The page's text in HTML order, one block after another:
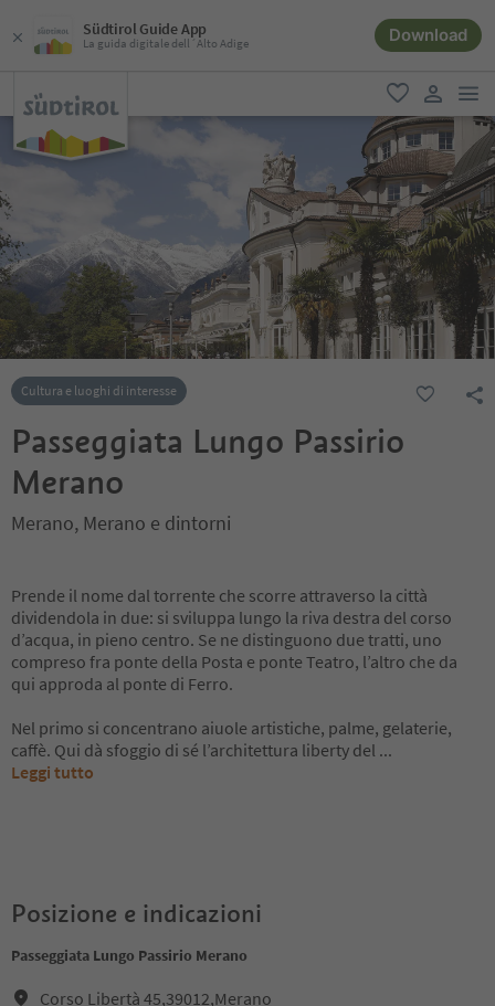
Südtirol Guide App
La guida digitale dell´Alto Adige Download
favoriti
user link
Cultura e luoghi di interesse
Passeggiata Lungo Passirio
Merano
Merano, Merano e dintorni
Prende il nome dal torrente che scorre attraverso la città
dividendola in due: si sviluppa lungo la riva destra del corso
d’acqua, in pieno centro. Se ne distinguono due tratti, uno
compreso fra ponte della Posta e ponte Teatro, l’altro che da
qui approda al ponte di Ferro.
Nel primo si concentrano aiuole artistiche, palme, gelaterie,
caffè. Qui dà sfoggio di sé l’architettura liberty del ...
Leggi tutto
Posizione e indicazioni
Passeggiata Lungo Passirio Merano
Corso Libertà 45,39012,Merano